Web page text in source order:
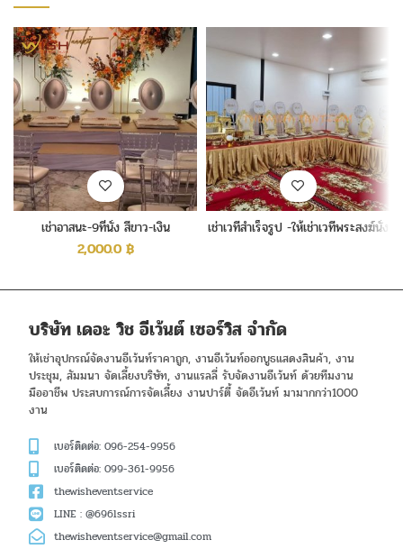
เช่าอาสนะ-9ที่นั่ง สีขาว-เงิน
2,000.0 ฿
เช่าเวทีสำเร็จรูป -ให้เช่าเวทีพระสงฆ์นั่ง
บริษัท เดอะ วิช อีเว้นต์ เซอร์วิส จำกัด
ให้เช่าอุปกรณ์จัดงานอีเว้นท์ราคาถูก, งานอีเว้นท์ออกบูธแสดงสินค้า, งาน
ประชุม, สัมมนา จัดเลี้ยงบริษัท, งานแรลลี่ รับจัดงานอีเว้นท์ ด้วยทีมงาน
มืออาชีพ ประสบการณ์การจัดเลี้ยง งานปาร์ตี้ จัดอีเว้นท์ มามากกว่า1000
งาน
เบอร์ติดต่อ: 096-254-9956
เบอร์ติดต่อ: 099-361-9956
thewisheventservice
LINE : @696lssri
thewisheventservice@gmail.com